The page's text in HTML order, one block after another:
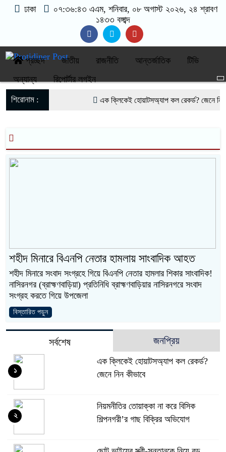
ঢাকা ০৭:৩৬:৪৩ এএম, শনিবার, ০৮ অগাস্ট ২০২৬, ২৪ শ্রাবণ
১৪৩৩ বঙ্গাব্দ
প্রচ্ছদ জাতীয় রাজনীতি আন্তর্জাতিক
টিভি
অন্যান্য
রিপোর্টার লগইন
শিরোনাম : এক ক্লিকেই হোয়াটসঅ্যাপ কল রেকর্ড? জেনে নিন
পারিবারিক বিরোধের বলি জামাই, অভিযুক্ত শ্বশুর ও
রাজনগরে ৮টি ডাকাতি মামলার পলাতক সাফায়েত
শহীদ মিনারে বিএনপি নেতার হামলায় সাংবাদিক আহত
শহীদ মিনারে সংবাদ সংগ্রহে গিয়ে বিএনপি নেতার হামলার শিকার সাংবাদিক!
নাসিরনগর (ব্রাহ্মণবাড়িয়া) প্রতিনিধি ব্রাহ্মণবাড়িয়ার নাসিরনগরে সংবাদ
সংগ্রহ করতে গিয়ে উপজেলা
বিস্তারিত পড়ুন
সর্বশেষ জনপ্রিয়
এক ক্লিকেই হোয়াটসঅ্যাপ কল রেকর্ড?
জেনে নিন কীভাবে
১
নিয়মনীতির তোয়াক্কা না করে বিসিক
শিল্পনগরী’র গাছ বিক্রির অভিযোগ
২